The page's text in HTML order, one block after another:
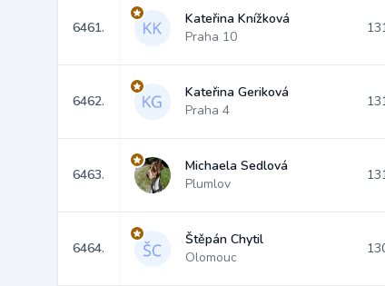
6461.
Kateřina Knížková
Praha 10
6462.
Kateřina Geriková
Praha 4
6463.
Michaela Sedlová
Plumlov
6464.
Štěpán Chytil
Olomouc